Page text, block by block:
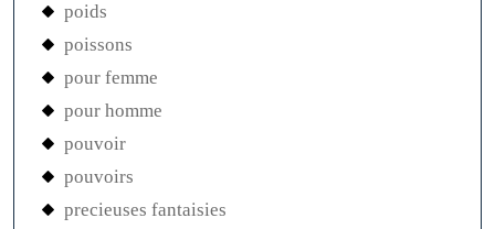
poids
poissons
pour femme
pour homme
pouvoir
pouvoirs
precieuses fantaisies